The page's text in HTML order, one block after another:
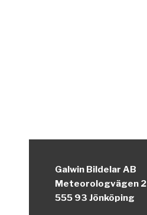
Galwin Bildelar AB
Meteorologvägen 2
555 93 Jönköping